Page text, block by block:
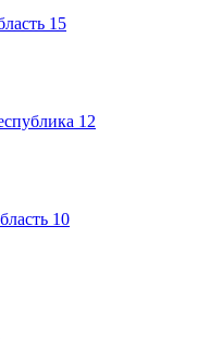
15
12
10